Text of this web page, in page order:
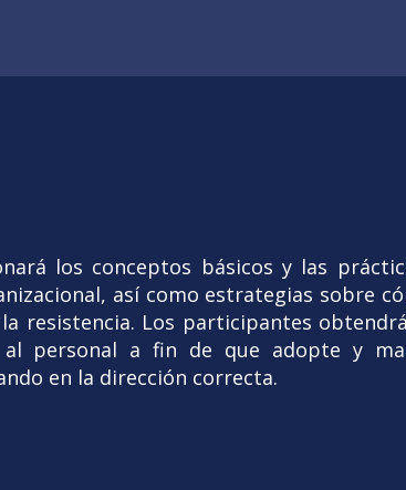
los conceptos básicos y las
así como estrategias sobre
resistencia. Los participantes
personal a fin de que adopte y
en la dirección correcta.